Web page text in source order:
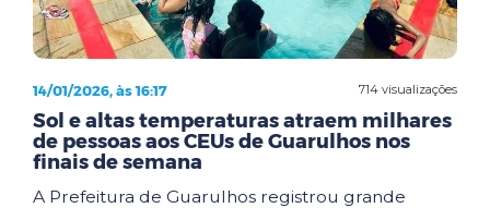
714 visualizações
14/01/2026, às 16:17
Sol e altas temperaturas atraem milhares
de pessoas aos CEUs de Guarulhos nos
finais de semana
A Prefeitura de Guarulhos registrou grande